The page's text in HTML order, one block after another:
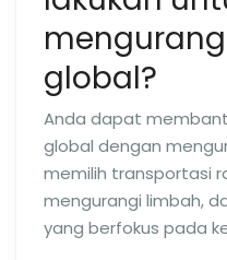
global?
Anda dapat
global dengan
memilih transportasi
mengurangi limbah,
yang berfokus pada